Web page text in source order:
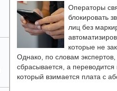
Операторы
блокировать
лиц без
которые не
Однако, по словам
сбрасывается, а переводится
который взимается плата с